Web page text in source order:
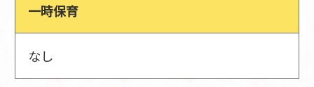
一時保育
なし